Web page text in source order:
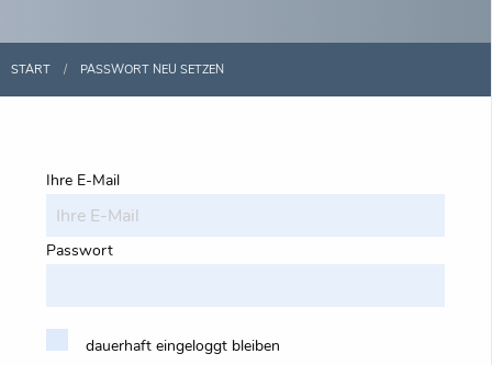
START PASSWORT NEU SETZEN
Ihre E-Mail
Passwort
dauerhaft eingeloggt bleiben